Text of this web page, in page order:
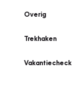
Overig
Trekhaken
Vakantiecheck